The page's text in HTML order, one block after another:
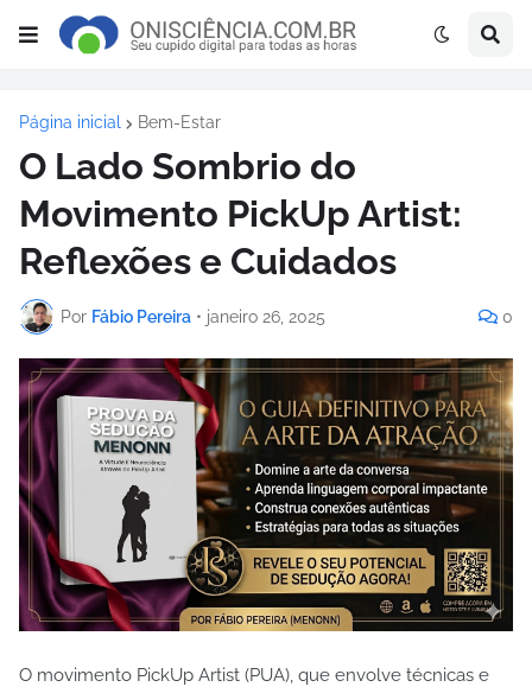
Página inicial Bem-Estar
O Lado Sombrio do
Movimento PickUp Artist:
Reflexões e Cuidados
Por Fábio Pereira • janeiro 26, 2025 0
O movimento PickUp Artist (PUA), que envolve técnicas e